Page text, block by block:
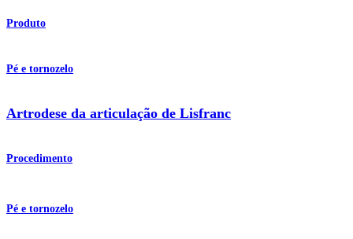
Produto
Pé e tornozelo
Artrodese da articulação de Lisfranc
Procedimento
Pé e tornozelo